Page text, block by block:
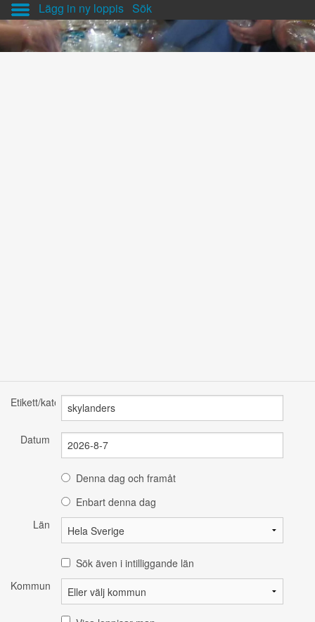
Lägg in ny loppis Sök
Etikett/kategori
Datum
Denna dag och framåt
Enbart denna dag
Län
Sök även i intilliggande län
Kommun